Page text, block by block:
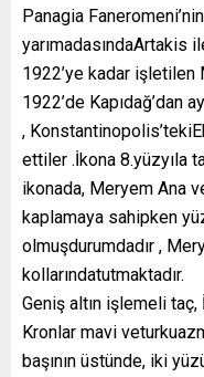
Panagia
yarımadasındaArtakis
1922’ye kadar işletilen
1922’de Kapıdağ’dan
,
ettiler .İkona 8.yüzyıla
ikonada, Meryem Ana
kaplamaya sahipken
olmuşdurumdadır ,
kollarındatutmaktadır.
Geniş altın işlemeli taç,
Kronlar mavi
başının üstünde, iki